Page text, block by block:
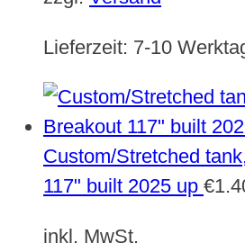
Lieferzeit: 7-10
Custom/Stretched
117" built 2025 up €
inkl. MwSt.